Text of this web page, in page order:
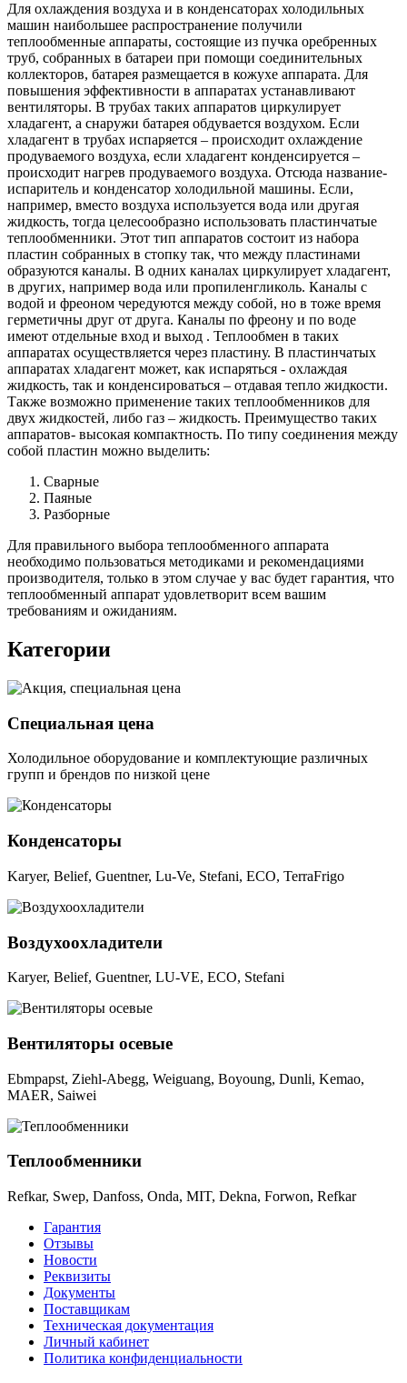
Для охлаждения воздуха и в конденсаторах холодильных
машин наибольшее распространение получили
теплообменные аппараты, состоящие из пучка оребренных
труб, собранных в батареи при помощи соединительных
коллекторов, батарея размещается в кожухе аппарата. Для
повышения эффективности в аппаратах устанавливают
вентиляторы. В трубах таких аппаратов циркулирует
хладагент, а снаружи батарея обдувается воздухом. Если
хладагент в трубах испаряется – происходит охлаждение
продуваемого воздуха, если хладагент конденсируется –
происходит нагрев продуваемого воздуха. Отсюда название-
испаритель и конденсатор холодильной машины. Если,
например, вместо воздуха используется вода или другая
жидкость, тогда целесообразно использовать пластинчатые
теплообменники. Этот тип аппаратов состоит из набора
пластин собранных в стопку так, что между пластинами
образуются каналы. В одних каналах циркулирует хладагент,
в других, например вода или пропиленгликоль. Каналы с
водой и фреоном чередуются между собой, но в тоже время
герметичны друг от друга. Каналы по фреону и по воде
имеют отдельные вход и выход . Теплообмен в таких
аппаратах осуществляется через пластину. В пластинчатых
аппаратах хладагент может, как испаряться - охлаждая
жидкость, так и конденсироваться – отдавая тепло жидкости.
Также возможно применение таких теплообменников для
двух жидкостей, либо газ – жидкость. Преимущество таких
аппаратов- высокая компактность. По типу соединения между
собой пластин можно выделить:
Сварные
Паяные
Разборные
Для правильного выбора теплообменного аппарата
необходимо пользоваться методиками и рекомендациями
производителя, только в этом случае у вас будет гарантия, что
теплообменный аппарат удовлетворит всем вашим
требованиям и ожиданиям.
Категории
Специальная цена
Холодильное оборудование и комплектующие различных
групп и брендов по низкой цене
Конденсаторы
Karyer, Belief, Guentner, Lu-Ve, Stefani, ECO, TerraFrigo
Воздухоохладители
Karyer, Belief, Guentner, LU-VE, ECO, Stefani
Вентиляторы осевые
Ebmpapst, Ziehl-Abegg, Weiguang, Boyoung, Dunli, Kemao,
MAER, Saiwei
Теплообменники
Refkar, Swep, Danfoss, Onda, MIT, Dekna, Forwon, Refkar
Гарантия
Отзывы
Новости
Реквизиты
Документы
Поставщикам
Техническая документация
Личный кабинет
Политика конфиденциальности